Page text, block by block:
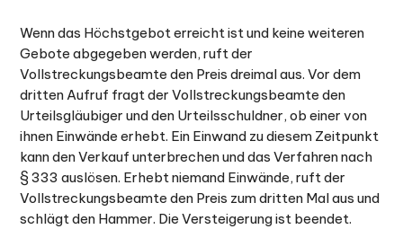
Wenn das Höchstgebot erreicht ist und keine weiteren
Gebote abgegeben werden, ruft der
Vollstreckungsbeamte den Preis dreimal aus. Vor dem
dritten Aufruf fragt der Vollstreckungsbeamte den
Urteilsgläubiger und den Urteilsschuldner, ob einer von
ihnen Einwände erhebt. Ein Einwand zu diesem Zeitpunkt
kann den Verkauf unterbrechen und das Verfahren nach
§ 333 auslösen. Erhebt niemand Einwände, ruft der
Vollstreckungsbeamte den Preis zum dritten Mal aus und
schlägt den Hammer. Die Versteigerung ist beendet.